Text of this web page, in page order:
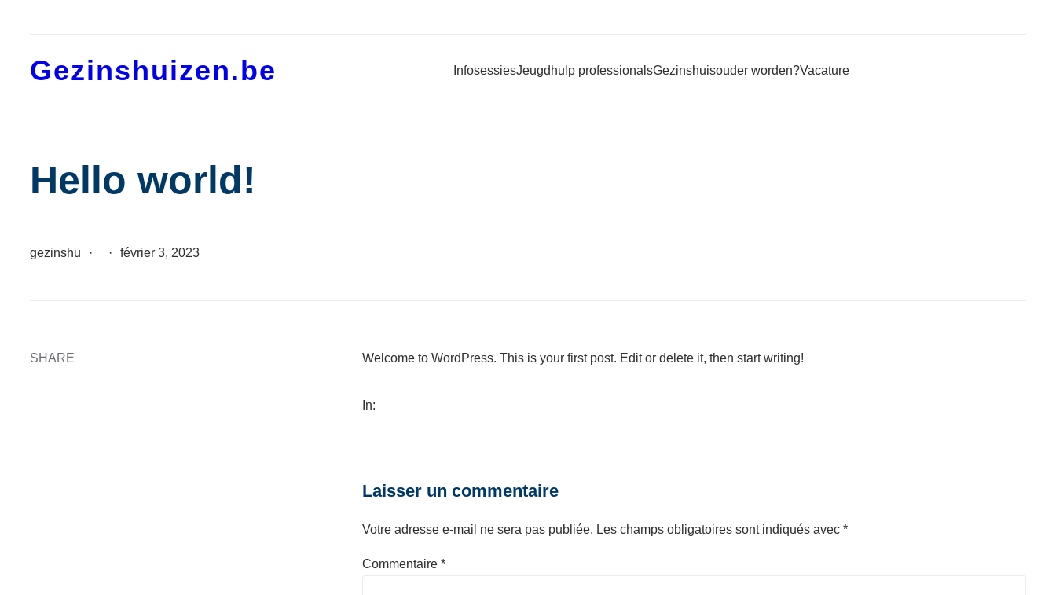
contenuGezinshuizen.be InfosessiesJeugdhulp professionalsGezinshuisouder worden?Vacature
Hello world!
gezinshu · · février 3, 2023
SHARE Welcome to WordPress. This is your first post. Edit or delete it, then start writing!
In:
Laisser un commentaire
Votre adresse e-mail ne sera pas publiée. Les champs obligatoires sont indiqués avec *
Commentaire *